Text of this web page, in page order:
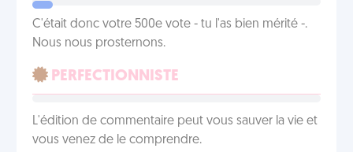
C'était donc votre 500e vote - tu l'as bien mérité -.
Nous nous prosternons.
PERFECTIONNISTE
L'édition de commentaire peut vous sauver la vie et
vous venez de le comprendre.